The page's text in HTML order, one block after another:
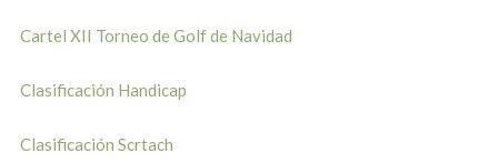
Cartel XII Torneo de Golf de Navidad
Clasificación Handicap
Clasificación Scrtach